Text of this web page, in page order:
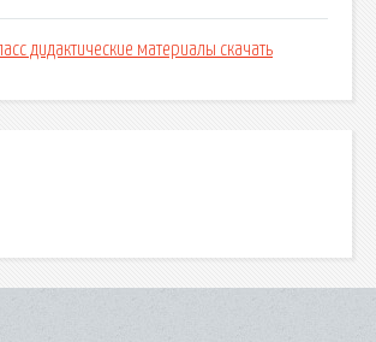
дидактические материалы скачать